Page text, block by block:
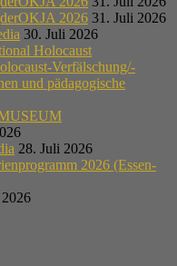
2026 31. Juli 2026
30. Juli 2026
Holocaust
Verfälschung/-
und pädagogische
28. Juli 2026
2026 (Essen-